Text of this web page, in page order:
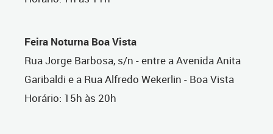
Feira Noturna Boa Vista
Rua Jorge Barbosa, s/n - entre a Avenida Anita
Garibaldi e a Rua Alfredo Wekerlin - Boa Vista
Horário: 15h às 20h